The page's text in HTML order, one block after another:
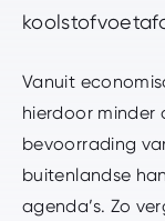
Vanuit
hierdoor minder
bevoorrading
buitenlandse
agenda’s. Zo